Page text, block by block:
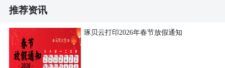
推荐资讯
琢贝云打印2026年春节放假通知